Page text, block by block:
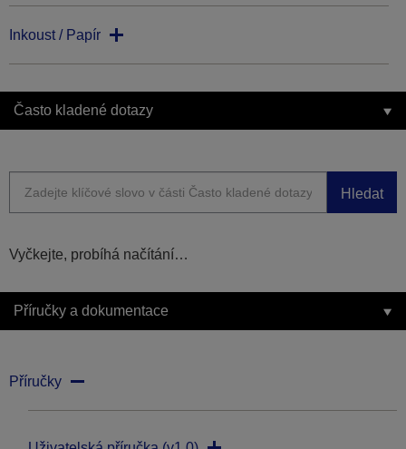
Inkoust / Papír
Často kladené dotazy
Hledat
Vyčkejte, probíhá načítání…
Příručky a dokumentace
Příručky